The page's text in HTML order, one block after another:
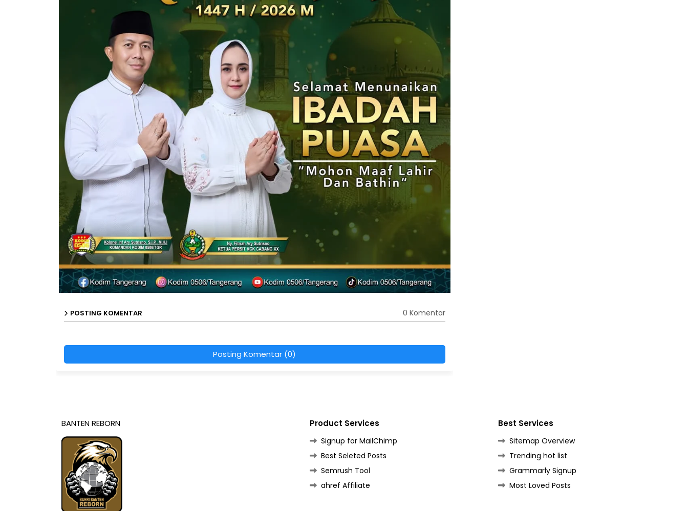
POSTING KOMENTAR 0 Komentar
Posting Komentar (0)
BANTEN REBORN Product Services
Signup for MailChimp
Best Seleted Posts
Semrush Tool
ahref Affiliate
Best Services
Sitemap Overview
Trending hot list
Grammarly Signup
Most Loved Posts